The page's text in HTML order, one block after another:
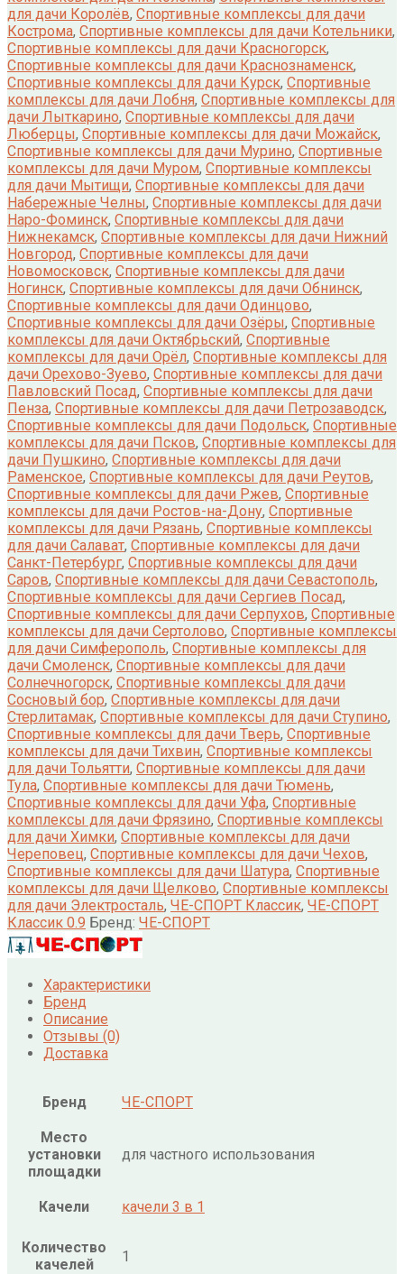
для дачи Королёв, Спортивные комплексы для дачи
Кострома, Спортивные комплексы для дачи Котельники,
Спортивные комплексы для дачи Красногорск,
Спортивные комплексы для дачи Краснознаменск,
Спортивные комплексы для дачи Курск, Спортивные
комплексы для дачи Лобня, Спортивные комплексы для
дачи Лыткарино, Спортивные комплексы для дачи
Люберцы, Спортивные комплексы для дачи Можайск,
Спортивные комплексы для дачи Мурино, Спортивные
комплексы для дачи Муром, Спортивные комплексы
для дачи Мытищи, Спортивные комплексы для дачи
Набережные Челны, Спортивные комплексы для дачи
Наро-Фоминск, Спортивные комплексы для дачи
Нижнекамск, Спортивные комплексы для дачи Нижний
Новгород, Спортивные комплексы для дачи
Новомосковск, Спортивные комплексы для дачи
Ногинск, Спортивные комплексы для дачи Обнинск,
Спортивные комплексы для дачи Одинцово,
Спортивные комплексы для дачи Озёры, Спортивные
комплексы для дачи Октябрьский, Спортивные
комплексы для дачи Орёл, Спортивные комплексы для
дачи Орехово-Зуево, Спортивные комплексы для дачи
Павловский Посад, Спортивные комплексы для дачи
Пенза, Спортивные комплексы для дачи Петрозаводск,
Спортивные комплексы для дачи Подольск, Спортивные
комплексы для дачи Псков, Спортивные комплексы для
дачи Пушкино, Спортивные комплексы для дачи
Раменское, Спортивные комплексы для дачи Реутов,
Спортивные комплексы для дачи Ржев, Спортивные
комплексы для дачи Ростов-на-Дону, Спортивные
комплексы для дачи Рязань, Спортивные комплексы
для дачи Салават, Спортивные комплексы для дачи
Санкт-Петербург, Спортивные комплексы для дачи
Саров, Спортивные комплексы для дачи Севастополь,
Спортивные комплексы для дачи Сергиев Посад,
Спортивные комплексы для дачи Серпухов, Спортивные
комплексы для дачи Сертолово, Спортивные комплексы
для дачи Симферополь, Спортивные комплексы для
дачи Смоленск, Спортивные комплексы для дачи
Солнечногорск, Спортивные комплексы для дачи
Сосновый бор, Спортивные комплексы для дачи
Стерлитамак, Спортивные комплексы для дачи Ступино,
Спортивные комплексы для дачи Тверь, Спортивные
комплексы для дачи Тихвин, Спортивные комплексы
для дачи Тольятти, Спортивные комплексы для дачи
Тула, Спортивные комплексы для дачи Тюмень,
Спортивные комплексы для дачи Уфа, Спортивные
комплексы для дачи Фрязино, Спортивные комплексы
для дачи Химки, Спортивные комплексы для дачи
Череповец, Спортивные комплексы для дачи Чехов,
Спортивные комплексы для дачи Шатура, Спортивные
комплексы для дачи Щелково, Спортивные комплексы
для дачи Электросталь, ЧЕ-СПОРТ Классик, ЧЕ-СПОРТ
Классик 0.9 Бренд: ЧЕ-СПОРТ
Характеристики
Бренд
Описание
Отзывы (0)
Доставка
Бренд ЧЕ-СПОРТ
Место
установки
площадки
для частного использования
Качели качели 3 в 1
Количество
качелей
1